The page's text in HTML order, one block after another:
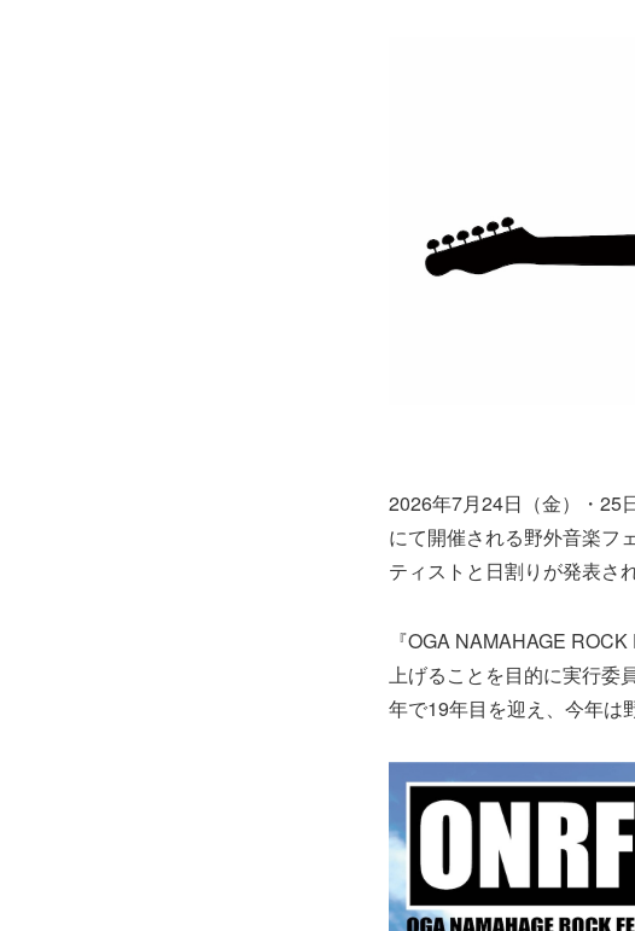
2026年7月24日（金）・25
にて開催される野外音楽フ
ティストと日割りが発表され
『OGA NAMAHAGE
上げることを目的に実行委
年で19年目を迎え、今年は